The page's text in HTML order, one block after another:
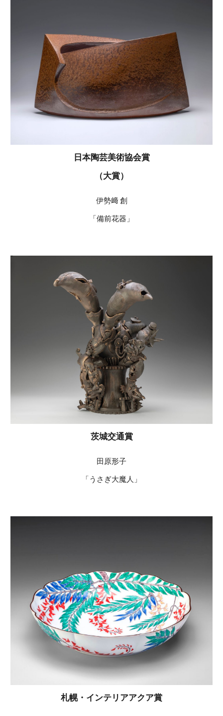
日本陶芸美術協会賞
（大賞）
伊勢﨑 創
「備前花器」
茨城交通賞
田原形子
「うさぎ大魔人」
札幌・インテリアアクア賞